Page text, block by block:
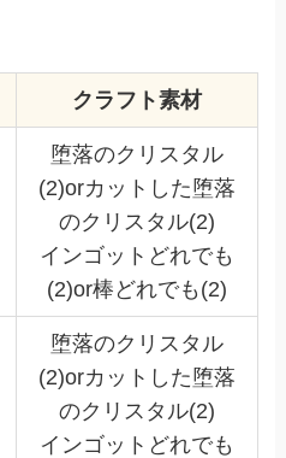
クラフト素材
堕落のクリスタル
(2)orカットした堕落
のクリスタル(2)
インゴットどれでも
(2)or棒どれでも(2)
堕落のクリスタル
(2)orカットした堕落
のクリスタル(2)
インゴットどれでも